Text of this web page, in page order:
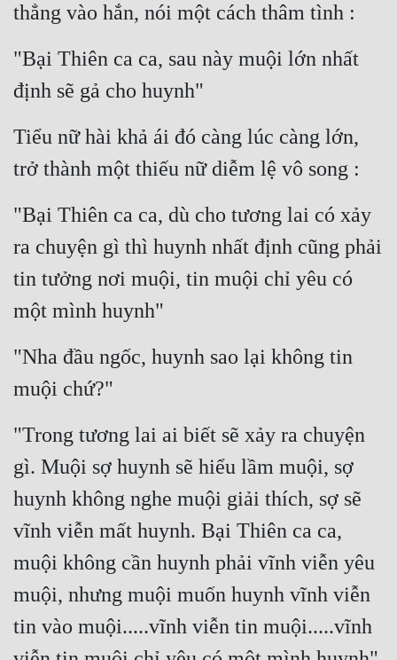
thẳng vào hắn, nói một cách thâm tình :
"Bại Thiên ca ca, sau này muội lớn nhất
định sẽ gả cho huynh"
Tiểu nữ hài khả ái đó càng lúc càng lớn,
trở thành một thiếu nữ diễm lệ vô song :
"Bại Thiên ca ca, dù cho tương lai có xảy
ra chuyện gì thì huynh nhất định cũng phải
tin tưởng nơi muội, tin muội chỉ yêu có
một mình huynh"
"Nha đầu ngốc, huynh sao lại không tin
muội chứ?"
"Trong tương lai ai biết sẽ xảy ra chuyện
gì. Muội sợ huynh sẽ hiểu lầm muội, sợ
huynh không nghe muội giải thích, sợ sẽ
vĩnh viễn mất huynh. Bại Thiên ca ca,
muội không cần huynh phải vĩnh viễn yêu
muội, nhưng muội muốn huynh vĩnh viễn
tin vào muội.....vĩnh viễn tin muội.....vĩnh